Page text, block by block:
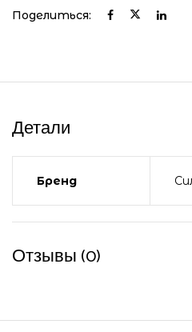
Поделиться:
Детали
Бренд
Отзывы (0)